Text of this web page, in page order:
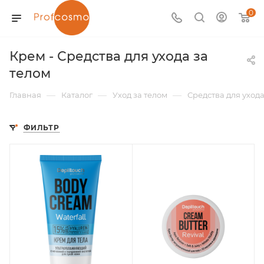
0
Крем - Средства для ухода за
телом
Главная — Каталог — Уход за телом — Средства для
ФИЛЬТР